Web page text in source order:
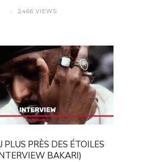
2466 VIEWS
PLUS PRÈS DES ÉTOILES
BAKARI)